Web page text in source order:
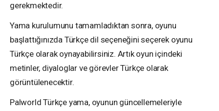
gerekmektedir.
Yama kurulumunu tamamladıktan sonra, oyunu
başlattığınızda Türkçe dil seçeneğini seçerek oyunu
Türkçe olarak oynayabilirsiniz. Artık oyun içindeki
metinler, diyaloglar ve görevler Türkçe olarak
görüntülenecektir.
Palworld Türkçe yama, oyunun güncellemeleriyle